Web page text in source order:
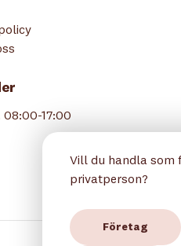
08:00-17:00
Vill du handla som
privatperson?
Företag